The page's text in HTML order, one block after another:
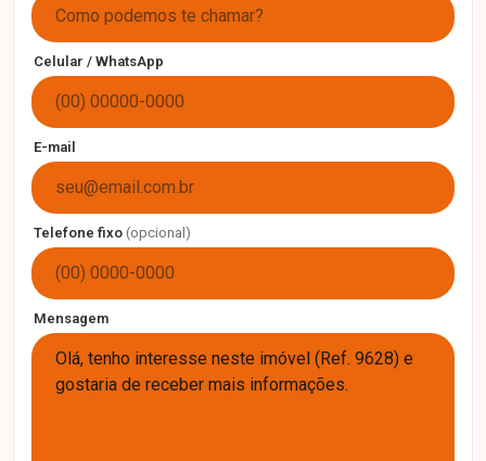
Celular / WhatsApp
E-mail
Telefone fixo (opcional)
Mensagem